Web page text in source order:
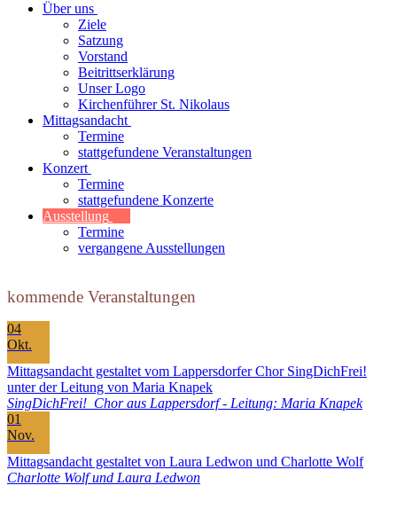
Über uns
Ziele
Satzung
Vorstand
Beitrittserklärung
Unser Logo
Kirchenführer St. Nikolaus
Mittagsandacht
Termine
stattgefundene Veranstaltungen
Konzert
Termine
stattgefundene Konzerte
Ausstellung
Termine
vergangene Ausstellungen
kommende Veranstaltungen
04
Okt.
Mittagsandacht gestaltet vom Lappersdorfer Chor SingDichFrei!
unter der Leitung von Maria Knapek
SingDichFrei! Chor aus Lappersdorf - Leitung: Maria Knapek
01
Nov.
Mittagsandacht gestaltet von Laura Ledwon und Charlotte Wolf
Charlotte Wolf und Laura Ledwon